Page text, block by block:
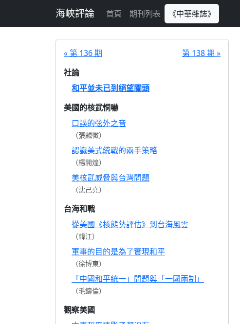
海峽評論 首頁 期刊列表 《中華雜誌》
« 第 136 期
第 138 期 »
社論
和平並未已到絕望關頭
美國的核武恫嚇
口誤的弦外之音
（張麟徵）
認識美式統戰的兩手策略
（楊開煌）
美核武威脅與台灣問題
（沈己堯）
台海和戰
從美國《核態勢評估》到台海風雲
（韓江）
軍事的目的是為了實現和平
（徐博東）
「中國和平統一」問題與「一國兩制」
（毛鑄倫）
觀察美國